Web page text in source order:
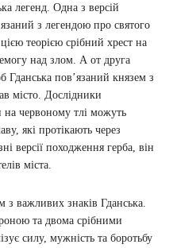
легенд. Одна з версій
з легендою про святого
теорією срібний хрест на
над злом. А от друга
Гданська пов’язаний князем з
місто. Дослідники
на червоному тлі можуть
які протікають через
версії походження герба, він
міста.
з важливих знаків Гданська.
та двома срібними
силу, мужність та боротьбу